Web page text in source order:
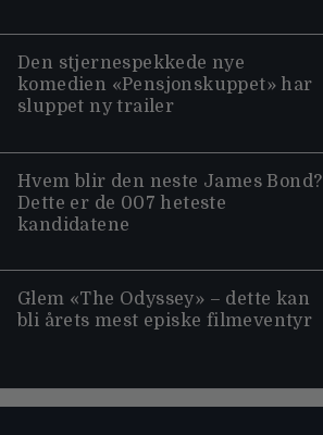
Den stjernespekkede nye
komedien «Pensjonskuppet» har
sluppet ny trailer
Hvem blir den neste James Bond?
Dette er de 007 heteste
kandidatene
Glem «The Odyssey» – dette kan
bli årets mest episke filmeventyr